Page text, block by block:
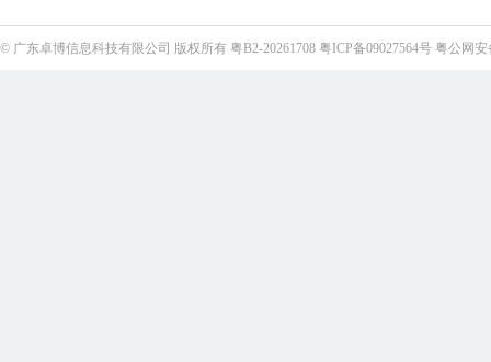
© 广东卓博信息科技有限公司 版权所有 粤B2-20261708 粤ICP备09027564号 粤公网安